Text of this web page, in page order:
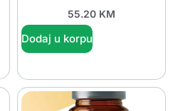
55.20 KM
Dodaj u korpu